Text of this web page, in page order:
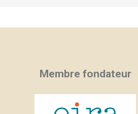
Membre fondateur